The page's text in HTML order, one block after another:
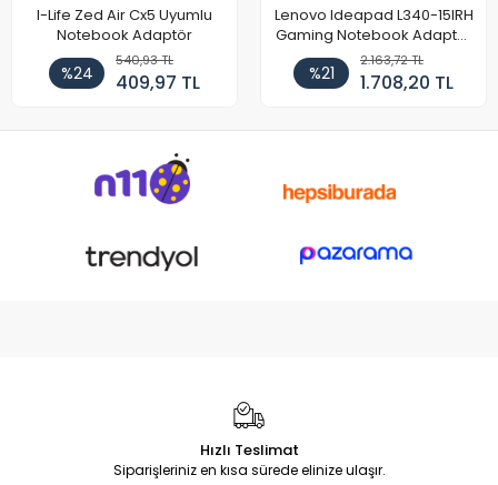
I-Life Zed Air Cx5 Uyumlu
Notebook Adaptör
%24
540,93 TL
409,97 TL
Lenovo Ideapad L340-15IRH
Gaming Notebook Adaptör
Cihazı Şarj Aleti (150W)
%21
2.163,72 TL
1.708,20 TL
Hızlı Teslimat
Siparişleriniz en kısa sürede elinize ulaşır.